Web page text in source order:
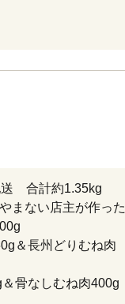
送 合計約1.35kg
まない店主が作った
＆長州どりむね肉
骨なしむね肉400g